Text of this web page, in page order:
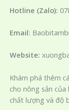
Hotline (Zalo):
Email:
Website:
Khám phá thêm
cho nông sản
chất lượng và độ